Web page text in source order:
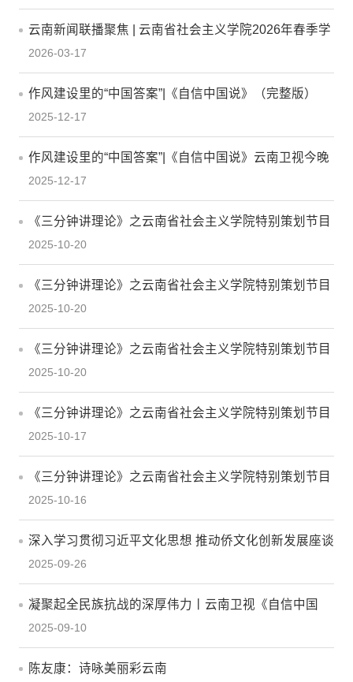
云南新闻联播聚焦 | 云南省社会主义学院2026年春季学
期开学典礼在昆明举行
2026-03-17
作风建设里的“中国答案”|《自信中国说》（完整版）
2025-12-17
作风建设里的“中国答案”|《自信中国说》云南卫视今晚
21:29播出
2025-12-17
《三分钟讲理论》之云南省社会主义学院特别策划节目
第5期：华侨华人是推进中国式现代化的重要力量
2025-10-20
《三分钟讲理论》之云南省社会主义学院特别策划节目
第4期：书写民族团结进步示范区的云南答卷
2025-10-20
《三分钟讲理论》之云南省社会主义学院特别策划节目
第3期：落实统战工作责任制，完善大统战工作格局
2025-10-20
《三分钟讲理论》之云南省社会主义学院特别策划节目
第2期：全过程人民民主创造了现代政治文明新形态
2025-10-17
《三分钟讲理论》之云南省社会主义学院特别策划节目
第1期：充分发挥统一战线的重要法宝作用
2025-10-16
深入学习贯彻习近平文化思想 推动侨文化创新发展座谈
会举行
2025-09-26
凝聚起全民族抗战的深厚伟力丨云南卫视《自信中国
说》完整版
2025-09-10
陈友康：诗咏美丽彩云南